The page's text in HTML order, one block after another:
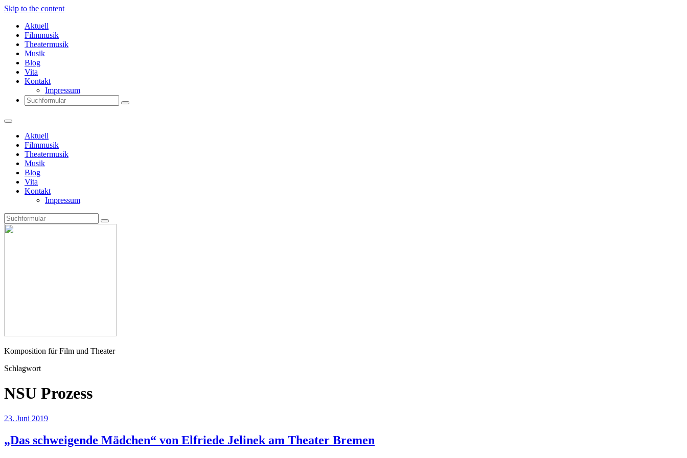
Skip to the content
Aktuell
Filmmusik
Theatermusik
Musik
Blog
Vita
Kontakt
Impressum
Search
Aktuell
Filmmusik
Theatermusik
Musik
Blog
Vita
Kontakt
Impressum
Search
Komposition für Film und Theater
Schlagwort
NSU Prozess
23. Juni 2019
„Das schweigende Mädchen“ von Elfriede Jelinek am Theater Bremen